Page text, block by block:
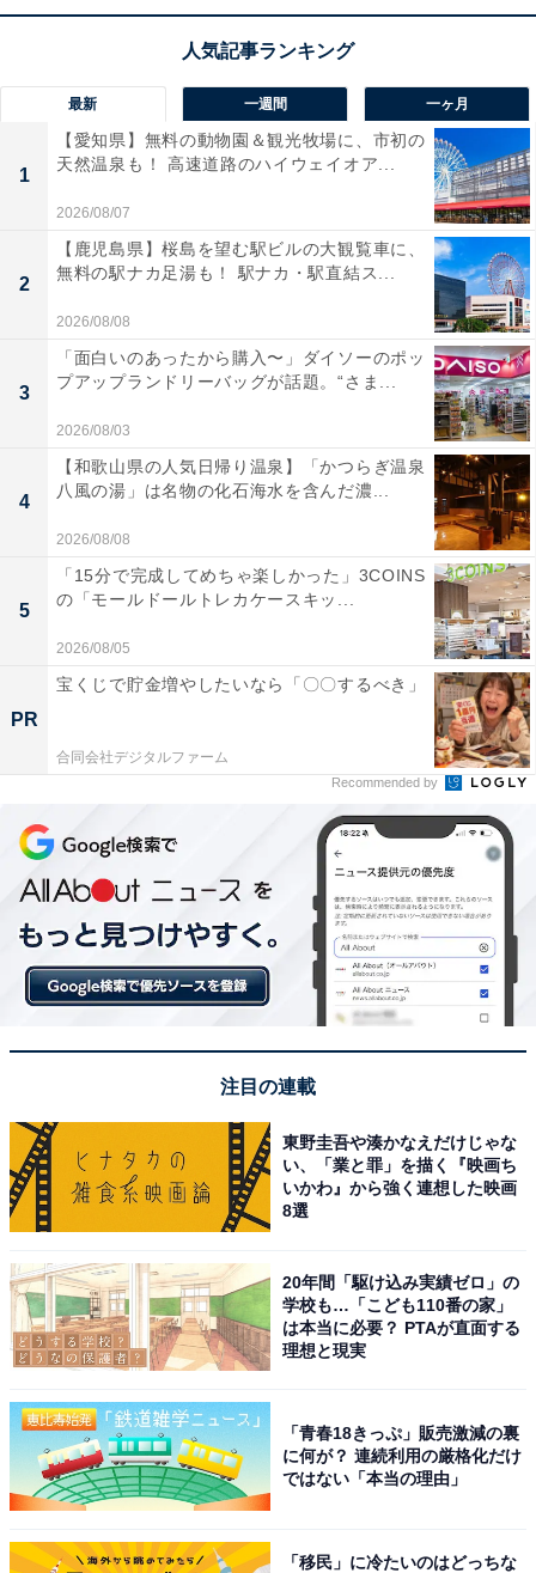
この商品のおすすめポイントは？
1.47インチの大画面で見やすく、最長21日間持続するバ
ッテリー性能が圧巻です。進化したゴルフナビや100種
以上のスポーツモードに加え、高精度GPSも搭載。心電
図分析や情緒モニタリングで、心身の健康を24時間見守
ります。付属の体組成計と連携し、全身のデータをアプ
リ一つで一元管理できるのも大きな魅力ですね！
ユーザーからは「充電を忘れそうなくらい持つ」「ゴル
フ機能が驚くほど正確」と高い評価を得ています。一方
で、「46mmは腕の細い人には少し大きく感じるかも」
という声も。本格的に運動を極めたい人や、身体の状態
を数値で完璧に把握したい人は、購入を検討してみても
よいかもしれません。
【今日チェックしたい】HUAWEIの人気商品5選
HUAWEI「WATCH FIT 4 Pro」
HUAWEI WATCH FIT 4 Pro スマートウォッチ 薄型軽量
ゴルフ機能 アウトドアに適した気圧計と測位システム
1.82インチ3000nitsディスプレイ サファイアガラス チタ
ン合金ベゼル 10日間ロングバッテリー iOS/Android対応
Amazonで見る
HUAWEI「Band 10」
最新 一週間 一ヶ月
1
【愛知県】無料の動物園＆観光牧場に、市初の
天然温泉も！ 高速道路のハイウェイオア...
2026/08/07
2
【鹿児島県】桜島を望む駅ビルの大観覧車に、
無料の駅ナカ足湯も！ 駅ナカ・駅直結ス...
2026/08/08
3
「面白いのあったから購入〜」ダイソーのポッ
プアップランドリーバッグが話題。“さま...
2026/08/03
4
【和歌山県の人気日帰り温泉】「かつらぎ温泉
八風の湯」は名物の化石海水を含んだ濃...
2026/08/08
5
「15分で完成してめちゃ楽しかった」3COINS
の「モールドールトレカケースキッ...
2026/08/05
PR
宝くじで貯金増やしたいなら「〇〇するべき」
合同会社デジタルファーム
Recommended by
注目の連載
東野圭吾や湊かなえだけじゃな
い、「業と罪」を描く『映画ち
いかわ』から強く連想した映画
8選
20年間「駆け込み実績ゼロ」の
学校も…「こども110番の家」
は本当に必要？ PTAが直面する
理想と現実
「青春18きっぷ」販売激減の裏
に何が？ 連続利用の厳格化だけ
ではない「本当の理由」
「移民」に冷たいのはどっちな